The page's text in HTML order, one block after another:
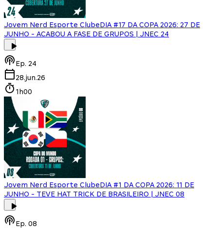
Jovem Nerd Esporte ClubeDIA #17 DA COPA 2026: 27 DE
JUNHO - ACABOU A FASE DE GRUPOS | JNEC 24
Ep. 24
28.jun.26
1h00
Jovem Nerd Esporte ClubeDIA #1 DA COPA 2026: 11 DE
JUNHO - TEVE HAT TRICK DE BRASILEIRO | JNEC 08
Ep. 08